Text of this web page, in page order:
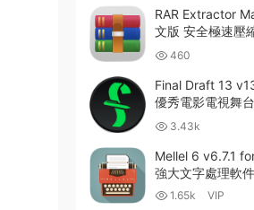
RAR Extractor
文版 安全極速壓
器 460
Final Draft 13
優秀電影電視舞
3.43k
Mellel 6 v6.7.1
強大文字處理軟件
1.65k VIP